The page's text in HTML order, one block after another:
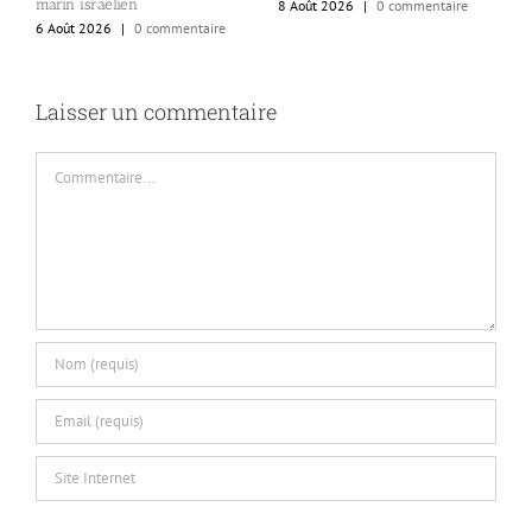
marin israélien
6 Août 2026
| 0 commentaire
8 Août 2026
| 0 commentaire
Laisser un commentaire